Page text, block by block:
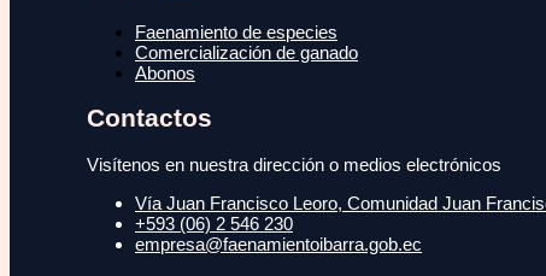
Faenamiento de especies
Comercialización de ganado
Abonos
Contactos
Visítenos en nuestra dirección o medios electrónicos
Vía Juan Francisco Leoro, Comunidad Juan
+593 (06) 2 546 230
empresa@faenamientoibarra.gob.ec